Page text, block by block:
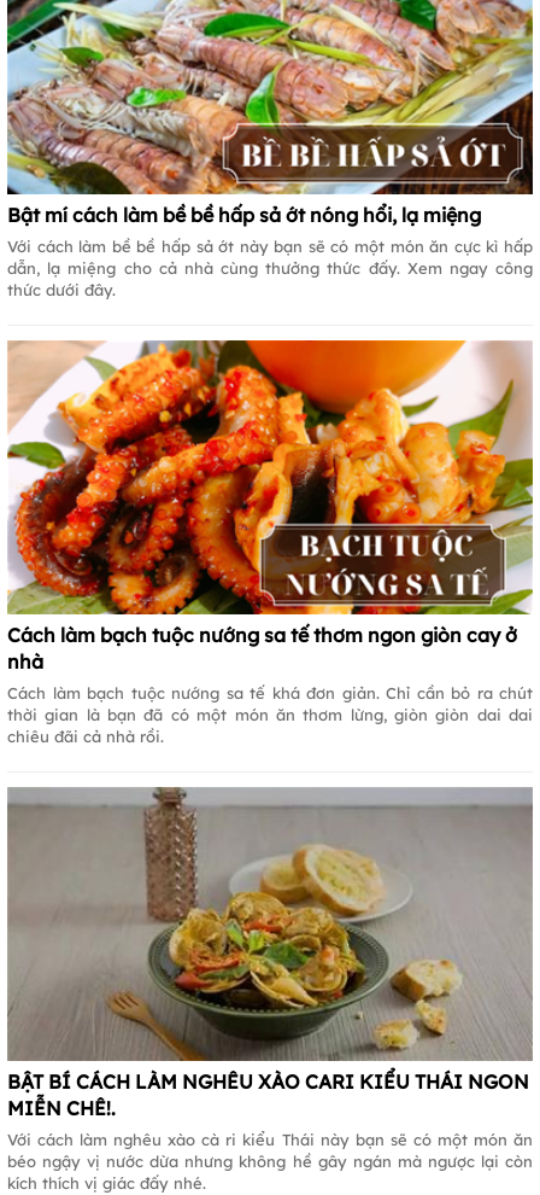
Bật mí cách làm bề bề hấp sả ớt nóng hổi, lạ miệng
Với cách làm bề bề hấp sả ớt này bạn sẽ có một món ăn cực kì hấp
dẫn, lạ miệng cho cả nhà cùng thưởng thức đấy. Xem ngay công
thức dưới đây.
Cách làm bạch tuộc nướng sa tế thơm ngon giòn cay ở
nhà
Cách làm bạch tuộc nướng sa tế khá đơn giản. Chỉ cần bỏ ra chút
thời gian là bạn đã có một món ăn thơm lừng, giòn giòn dai dai
chiêu đãi cả nhà rồi.
BẬT BÍ CÁCH LÀM NGHÊU XÀO CARI KIỂU THÁI NGON
MIỄN CHÊ!.
Với cách làm nghêu xào cà ri kiểu Thái này bạn sẽ có một món ăn
béo ngậy vị nước dừa nhưng không hề gây ngán mà ngược lại còn
kích thích vị giác đấy nhé.